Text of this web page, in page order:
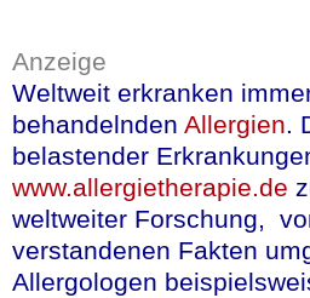
Anzeige
Weltweit erkranken
behandelnden Allergien.
belastender
www.allergietherapie.de
weltweiter Forschung,
verstandenen Fakten
Allergologen